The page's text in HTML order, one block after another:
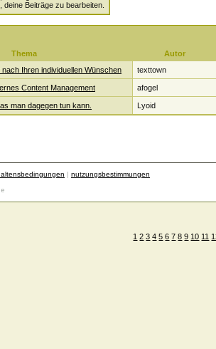
, deine Beiträge zu bearbeiten.
Thema
Autor
Ihren individuellen Wünschen
texttown
Content Management afogel
man dagegen tun kann. Lyoid
| nutzungsbestimmungen
1 2 3 4 5 6 7 8 9 10 11